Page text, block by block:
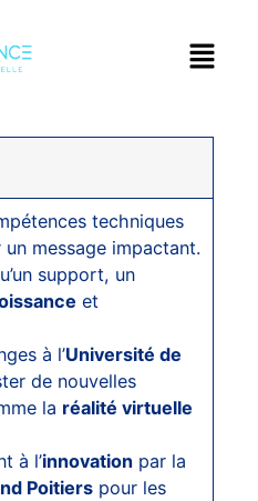
techniques
message impactant.
support, un
et
à l’Université de
de nouvelles
la réalité virtuelle
à l’innovation par la
Poitiers pour les